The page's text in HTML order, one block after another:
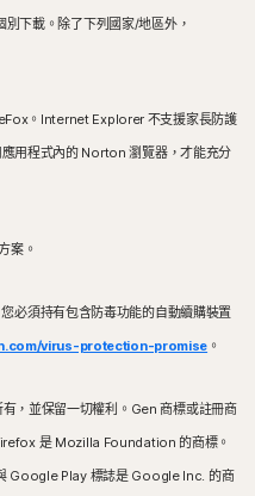
下載。除了下列國家/地區外，
。Internet Explorer 不支援家長防護
用程式內的 Norton 瀏覽器，才能充分
案。
必須持有包含防毒功能的自動續購裝置
virus-protection-promise 。
並保留一切權利。Gen 商標或註冊商
是 Mozilla Foundation 的商標。
Google Play 標誌是 Google Inc. 的商